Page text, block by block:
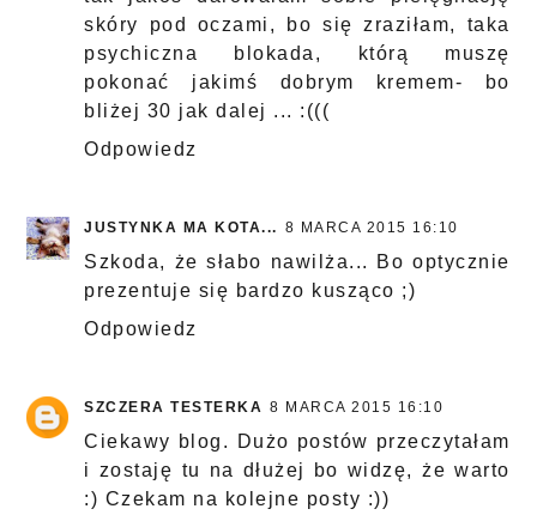
skóry pod oczami, bo się zraziłam, taka
psychiczna blokada, którą muszę
pokonać jakimś dobrym kremem- bo
bliżej 30 jak dalej ... :(((
Odpowiedz
JUSTYNKA MA KOTA... 8 MARCA 2015 16:10
Szkoda, że słabo nawilża... Bo optycznie
prezentuje się bardzo kusząco ;)
Odpowiedz
SZCZERA TESTERKA 8 MARCA 2015 16:10
Ciekawy blog. Dużo postów przeczytałam
i zostaję tu na dłużej bo widzę, że warto
:) Czekam na kolejne posty :))